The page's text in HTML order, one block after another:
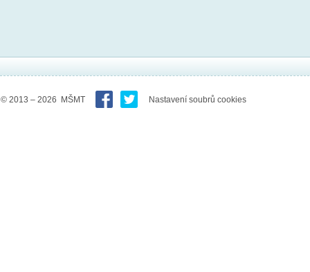
© 2013 – 2026 MŠMT Nastavení soubrů cookies